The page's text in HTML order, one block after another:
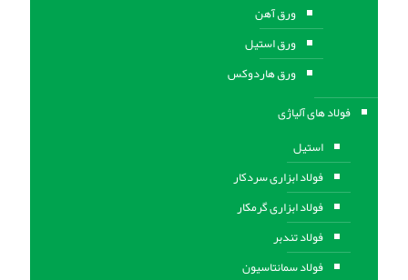
ورق آهن
ورق استيل
ورق هاردوکس
فولاد های آلیاژی
استیل
فولاد ابزاری سردکار
فولاد ابزاری گرمکار
فولاد تندبر
فولاد سمانتاسیون